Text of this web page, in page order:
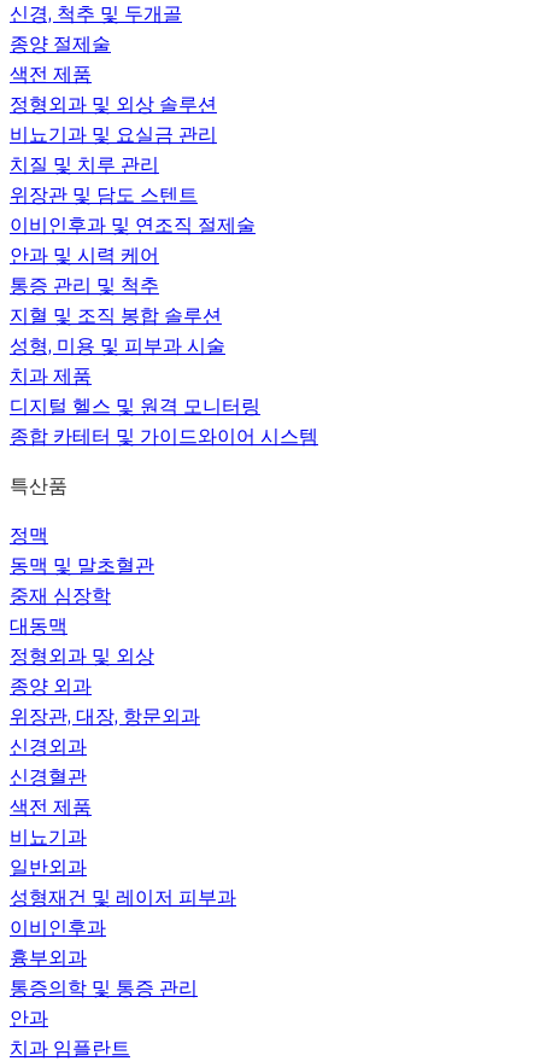
신경, 척추 및 두개골
종양 절제술
색전 제품
정형외과 및 외상 솔루션
비뇨기과 및 요실금 관리
치질 및 치루 관리
위장관 및 담도 스텐트
이비인후과 및 연조직 절제술
안과 및 시력 케어
통증 관리 및 척추
지혈 및 조직 봉합 솔루션
성형, 미용 및 피부과 시술
치과 제품
디지털 헬스 및 원격 모니터링
종합 카테터 및 가이드와이어 시스템
특산품
정맥
동맥 및 말초혈관
중재 심장학
대동맥
정형외과 및 외상
종양 외과
위장관, 대장, 항문외과
신경외과
신경혈관
색전 제품
비뇨기과
일반외과
성형재건 및 레이저 피부과
이비인후과
흉부외과
통증의학 및 통증 관리
안과
치과 임플란트